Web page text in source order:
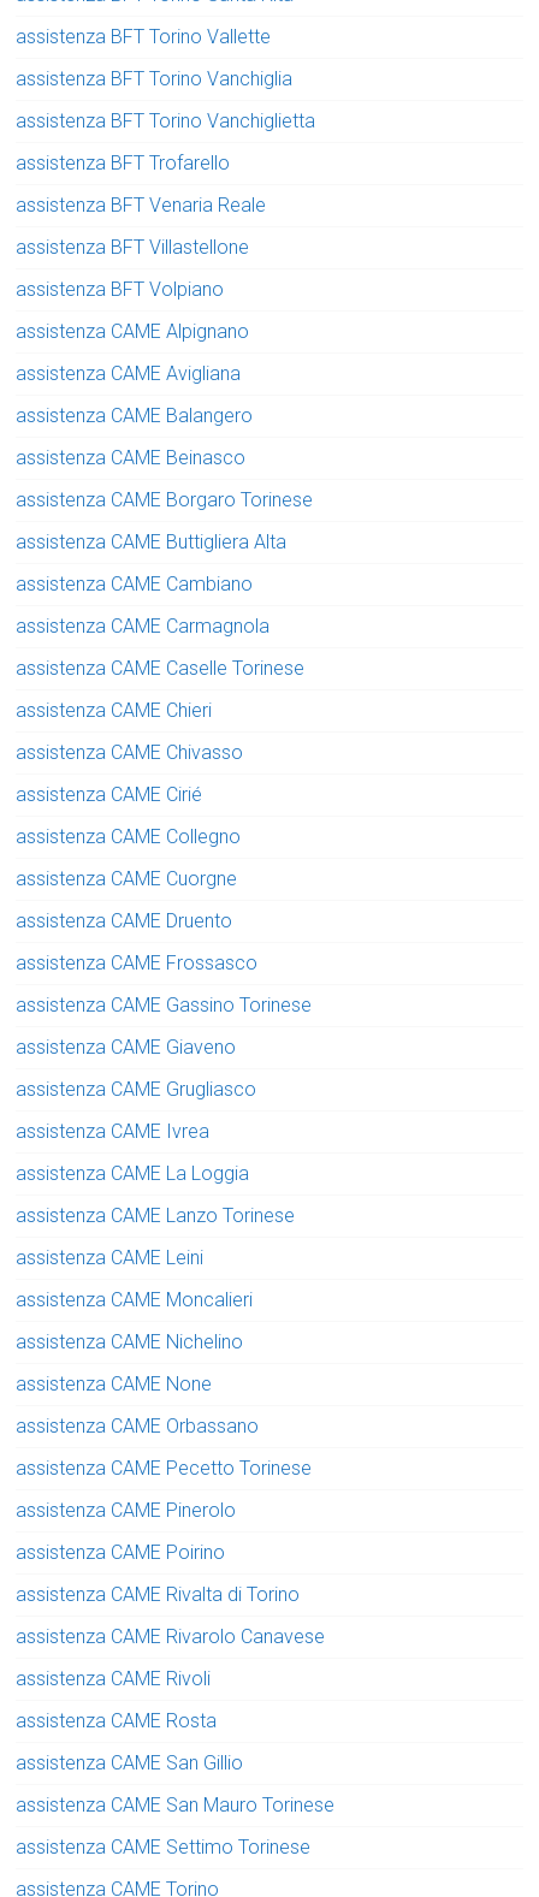
assistenza BFT Torino Vallette
assistenza BFT Torino Vanchiglia
assistenza BFT Torino Vanchiglietta
assistenza BFT Trofarello
assistenza BFT Venaria Reale
assistenza BFT Villastellone
assistenza BFT Volpiano
assistenza CAME Alpignano
assistenza CAME Avigliana
assistenza CAME Balangero
assistenza CAME Beinasco
assistenza CAME Borgaro Torinese
assistenza CAME Buttigliera Alta
assistenza CAME Cambiano
assistenza CAME Carmagnola
assistenza CAME Caselle Torinese
assistenza CAME Chieri
assistenza CAME Chivasso
assistenza CAME Cirié
assistenza CAME Collegno
assistenza CAME Cuorgne
assistenza CAME Druento
assistenza CAME Frossasco
assistenza CAME Gassino Torinese
assistenza CAME Giaveno
assistenza CAME Grugliasco
assistenza CAME Ivrea
assistenza CAME La Loggia
assistenza CAME Lanzo Torinese
assistenza CAME Leini
assistenza CAME Moncalieri
assistenza CAME Nichelino
assistenza CAME None
assistenza CAME Orbassano
assistenza CAME Pecetto Torinese
assistenza CAME Pinerolo
assistenza CAME Poirino
assistenza CAME Rivalta di Torino
assistenza CAME Rivarolo Canavese
assistenza CAME Rivoli
assistenza CAME Rosta
assistenza CAME San Gillio
assistenza CAME San Mauro Torinese
assistenza CAME Settimo Torinese
assistenza CAME Torino